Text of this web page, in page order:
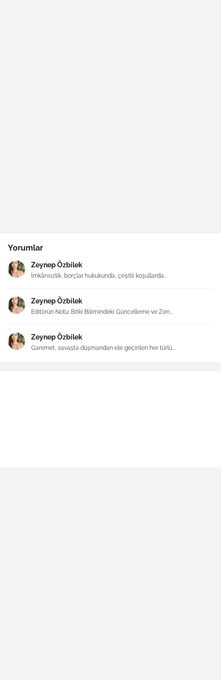
Yorumlar
Zeynep Özbilek
İmkânsızlık, borçlar hukukunda, çeşitli koşullarda...
Zeynep Özbilek
Editörün Notu: Bitki Bilimindeki Güncelleme ve Zen...
Zeynep Özbilek
Ganimet, savaşta düşmandan ele geçirilen her türlü...